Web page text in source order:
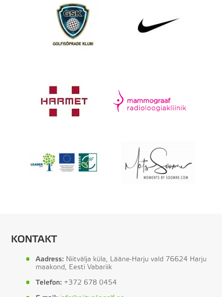
KONTAKT
Aadress: Niitvälja küla, Lääne-Harju vald 76624 Harju
maakond, Eesti Vabariik
Telefon: +372 678 0454